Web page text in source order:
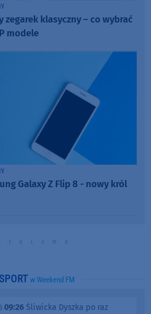
zegarek klasyczny – co wybrać
modele
Galaxy Z Flip 8 - nowy król
SPORT w Weekend FM
09:26 Śliwicka Dyszka po raz